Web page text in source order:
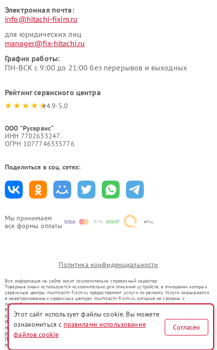
Мы принимаем
все формы оплаты
Электронная почта:
info@hitachi-fixim.ru
для юридических лиц
manager@fix-hitachi.ru
График работы:
ПН-ВСК с 9:00 до 21:00 без перерывов и выходных
Рейтинг сервисного центра
4.9-5.0
ООО "Русервис"
ИНН 7702633247
ОГРН 1077746335776
Поделиться в соц. сетях:
Политика конфиденциальности
Вся информация на сайте носит исключительно справочный характер.
Товарные знаки используются исключительно для описания устройств, в отношении которых
сервисные центры mur.hitachi-fixim.ru предоставляют услуги по ремонту. Услуги оказываются
в неавторизованных сервисных центрах mur.hitachi-fixim.ru, которые не связаны с
правообладателями товарных знаков или их официальными представителями.
Ремонт осуществляется для устройств, уже введенных в гражданский оборот в соответствии
со статьей 1487 ГК РФ.
Использование товарных знаков не преследует цели индивидуализации услуг или введения
потребителей в заблуждение, а служит для информирования о предоставляемых услугах по
ремонту техники указанных брендов.
Представленная на сайте информация не является публичной офертой, определяемой
положениями Статьи 437(2) Гражданского кодекса РФ
Этот сайт использует файлы cookie. Вы можете
ознакомиться с правилами использования
файлов cookie
Согласен